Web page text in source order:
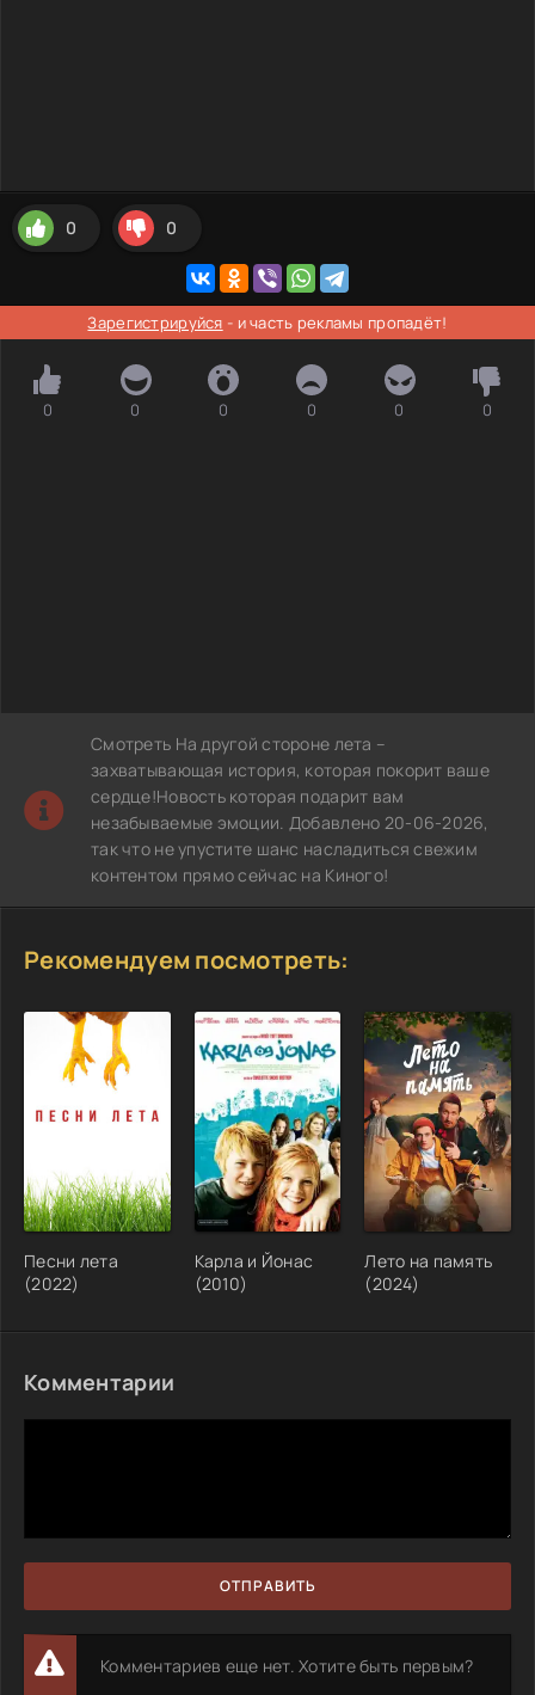
0 0
Зарегистрируйся - и часть рекламы пропадёт!
0 0 0 0 0 0
Смотреть На другой стороне лета –
захватывающая история, которая покорит ваше
сердце!Новость которая подарит вам
незабываемые эмоции. Добавлено 20-06-2026,
так что не упустите шанс насладиться свежим
контентом прямо сейчас на Киного!
Рекомендуем посмотреть:
Песни лета
(2022)
Карла и Йонас
(2010)
Лето на память
(2024)
Комментарии
ОТПРАВИТЬ
Комментариев еще нет. Хотите быть первым?